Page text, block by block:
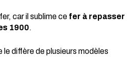
car il sublime ce fer à repasser
1900.
le diffère de plusieurs modèles